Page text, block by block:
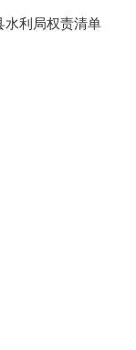
水利 局权责清单